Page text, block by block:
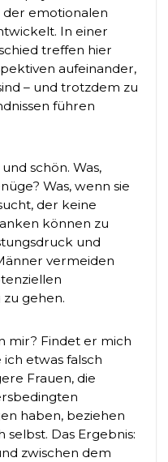
der emotionalen
In einer
treffen hier
aufeinander,
– und trotzdem zu
führen
und schön. Was,
Was, wenn sie
der keine
können zu
und
vermeiden
zu gehen.
mir? Findet er mich
etwas falsch
Frauen, die
haben, beziehen
selbst. Das Ergebnis:
zwischen dem